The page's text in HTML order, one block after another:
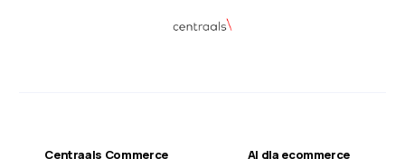
Centraals Commerce AI dla ecommerce